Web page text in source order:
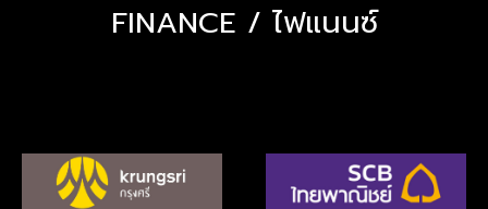
FINANCE / ไฟแนนซ์